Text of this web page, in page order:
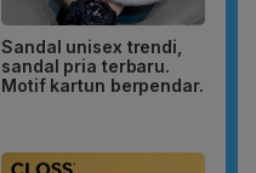
Sandal unisex trendi,
sandal pria terbaru.
Motif kartun berpendar.